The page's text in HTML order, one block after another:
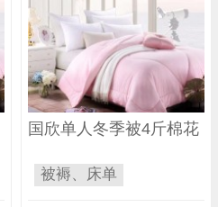
国欣单人冬季被4斤棉花
被褥、床单